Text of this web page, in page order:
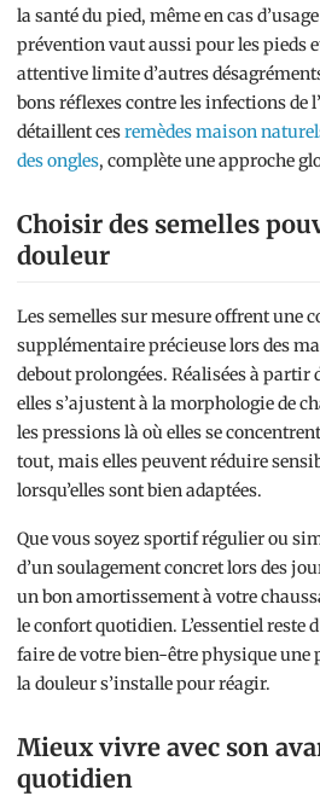
la santé du pied, même en cas
prévention vaut aussi pour les pieds
attentive limite d’autres
bons réflexes contre les infections de
détaillent cesremèdes maison
des ongles, complète une approche
Choisir des semelles
douleur
Les semelles sur mesure offrent une
supplémentaire précieuse lors des
debout prolongées. Réalisées à partir
elles s’ajustent à la morphologie de
les pressions là où elles se
tout, mais elles peuvent réduire
lorsqu’elles sont bien adaptées.
Que vous soyez sportif régulier ou
d’un soulagement concret lors des
un bon amortissement à votre
le confort quotidien. L’essentiel reste
faire de votre bien-être physique une
la douleur s’installe pour réagir.
Mieux vivre avec son
quotidien